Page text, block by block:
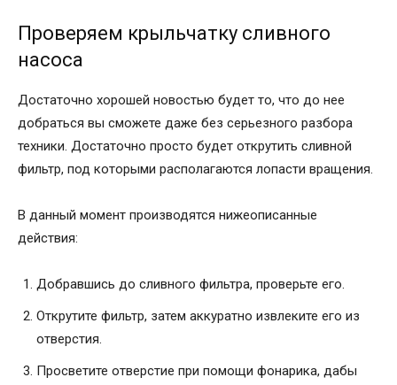
Проверяем крыльчатку сливного
насоса
Достаточно хорошей новостью будет то, что до нее
добраться вы сможете даже без серьезного разбора
техники. Достаточно просто будет открутить сливной
фильтр, под которыми располагаются лопасти вращения.
В данный момент производятся нижеописанные
действия:
Добравшись до сливного фильтра, проверьте его.
Открутите фильтр, затем аккуратно извлеките его из
отверстия.
Просветите отверстие при помощи фонарика, дабы